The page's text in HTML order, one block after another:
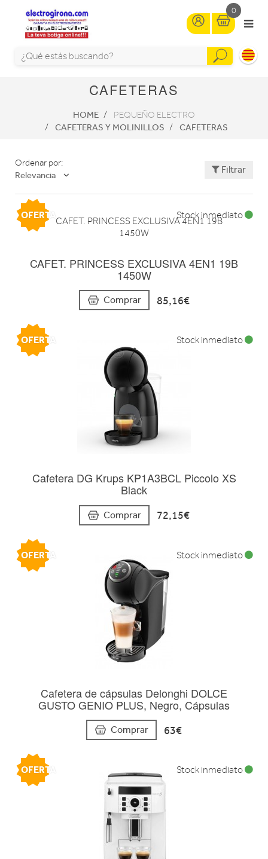
0
CAFETERAS
HOME PEQUEÑO ELECTRO
CAFETERAS Y MOLINILLOS CAFETERAS
Ordenar por:
Relevancia
Filtrar
CAFET. PRINCESS EXCLUSIVA 4EN1 19B
1450W
Comprar 85,16€
Stock inmediato
OFERTA
Cafetera DG Krups KP1A3BCL Piccolo XS
Black
Comprar 72,15€
Stock inmediato
OFERTA
Cafetera de cápsulas Delonghi DOLCE
GUSTO GENIO PLUS, Negro, Cápsulas
Comprar 63€
Stock inmediato
OFERTA
Stock inmediato
OFERTA